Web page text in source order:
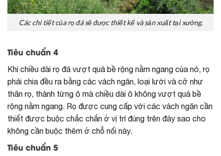
Các chi tiết của rọ đá sẽ được thiết kế và sản xuất tại xưởng.
Tiêu chuẩn 4
Khi chiều dài rọ đá vượt quá bề rộng nằm ngang của nó, rọ
phải chia đều ra bằng các vách ngăn, loại lưới và cỡ như
thân rọ, thành từng ô mà chiều dài ô không vượt quá bề
rộng nằm ngang. Rọ được cung cấp với các vách ngăn cần
thiết được buộc chắc chắn ở vị trí đúng trên đáy sao cho
không cần buộc thêm ở chỗ nối này.
Tiêu chuẩn 5